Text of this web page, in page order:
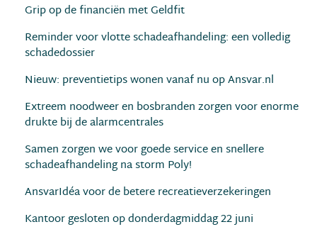
Grip op de financiën met Geldfit
Reminder voor vlotte schadeafhandeling: een volledig
schadedossier
Nieuw: preventietips wonen vanaf nu op Ansvar.nl
Extreem noodweer en bosbranden zorgen voor enorme
drukte bij de alarmcentrales
Samen zorgen we voor goede service en snellere
schadeafhandeling na storm Poly!
AnsvarIdéa voor de betere recreatieverzekeringen
Kantoor gesloten op donderdagmiddag 22 juni